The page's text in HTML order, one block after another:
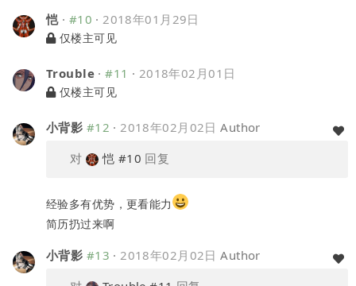
恺 · #10 · 2018年01月29日
仅楼主可见
Trouble ·#11 · 2018年02月01日
仅楼主可见
小背影 #12 · 2018年02月02日 Author
对
恺 #10 回复
经验多有优势，更看能力
简历扔过来啊
小背影 #13 · 2018年02月02日 Author